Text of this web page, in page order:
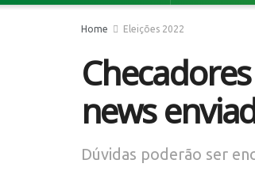
Home Eleições 2022
news
Dúvidas poderão ser